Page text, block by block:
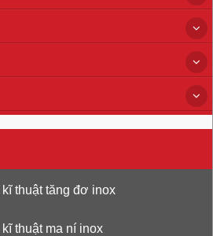
thuật tăng đơ inox
thuật ma ní inox